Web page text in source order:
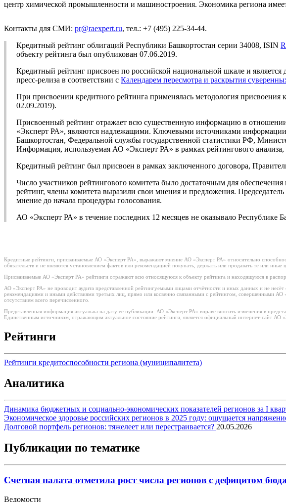
центр химической промышленности и машиностроения. Экономика региона
Контакты для СМИ: pr@raexpert.ru, тел.: +7 (495) 225-34-44.
Кредитный рейтинг облигаций Республики Башкортостан серии 34008, ISIN
объекту рейтинга был опубликован 07.06.2019.
Кредитный рейтинг присвоен по российской национальной шкале и
пресс-релиза в соответствии с Календарем пересмотра и раскрытия
При присвоении кредитного рейтинга применялась методология
02.09.2019).
Присвоенный рейтинг отражает всю существенную информацию в
«Эксперт РА», являются надлежащими. Ключевыми источниками
Башкортостан, Федеральной службы государственной статистики РФ,
Информация, используемая АО «Эксперт РА» в рамках рейтингового анализа,
Кредитный рейтинг был присвоен в рамках заключенного договора,
Число участников рейтингового комитета было достаточным для
рейтинг, члены комитета выразили свои мнения и предложения.
мнение до начала процедуры голосования.
АО «Эксперт РА» в течение последних 12 месяцев не оказывало Республике
Кредитные рейтинги, присваиваемые АО «Эксперт РА», выражают мнение АО «Эксперт РА» относительно
обязательств и не являются установлением фактов или рекомендацией покупать, держать или продавать те или
Присваиваемые АО «Эксперт РА» рейтинги отражают всю относящуюся к объекту рейтинга и находящуюся в
АО «Эксперт РА» не проводит аудита представленной рейтингуемыми лицами отчётности и иных данных и не
рекомендациями и иными действиями третьих лиц, прямо или косвенно связанными с рейтингом, совершенными
отсутствием всего перечисленного.
Представленная информация актуальна на дату её публикации. АО «Эксперт РА» вправе вносить изменения в
Единственным источником, отражающим актуальное состояние рейтинга, является официальный интернет-сайт АО
Рейтинги
Рейтинги кредитоспособности региона (муниципалитета)
Аналитика
Динамика бюджетных и социально-экономических показателей регионов за I
Экономическое здоровье российских регионов в 2025 году: ощущается
Долговой портфель регионов: тяжелеет или перестраивается? 20.05.2026
Публикации по тематике
Счетная палата отметила рост числа регионов с дефицитом
Ведомости